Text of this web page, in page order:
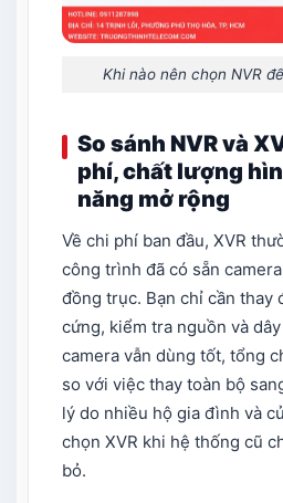
Khi nào nên chọn NVR
So sánh NVR và
phí, chất lượng
năng mở rộng
Về chi phí ban đầu, XVR
công trình đã có sẵn
đồng trục. Bạn chỉ cần thay
cứng, kiểm tra nguồn và
camera vẫn dùng tốt, tổng
so với việc thay toàn bộ
lý do nhiều hộ gia đình và
chọn XVR khi hệ thống cũ
bỏ.